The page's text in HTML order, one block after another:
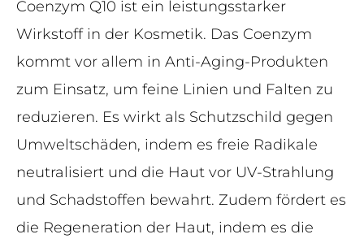
Coenzym Q10 ist ein leistungsstarker
Wirkstoff in der Kosmetik. Das Coenzym
kommt vor allem in Anti-Aging-Produkten
zum Einsatz, um feine Linien und Falten zu
reduzieren. Es wirkt als Schutzschild gegen
Umweltschäden, indem es freie Radikale
neutralisiert und die Haut vor UV-Strahlung
und Schadstoffen bewahrt. Zudem fördert es
die Regeneration der Haut, indem es die